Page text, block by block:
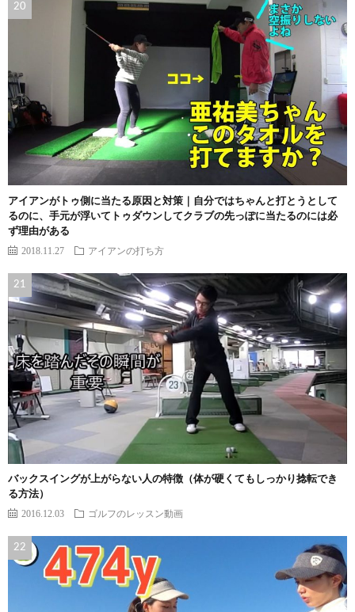
アイアンがトゥ側に当たる原因と対策｜自分ではちゃんと打とうとして
るのに、手元が浮いてトゥダウンしてクラブの先っぽに当たるのには必
ず理由がある
2018.11.27 アイアンの打ち方
バックスイングが上がらない人の特徴（体が硬くてもしっかり捻転でき
る方法）
2016.12.03 ゴルフのレッスン動画